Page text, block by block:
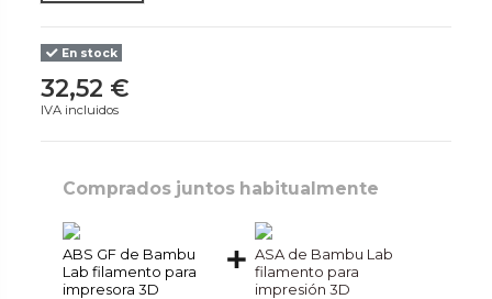
En stock
32,52 €
IVA incluidos
Comprados juntos habitualmente
ABS GF de Bambu
Lab filamento para
impresora 3D
ASA de Bambu Lab
filamento para
impresión 3D